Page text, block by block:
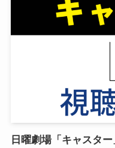
日曜劇場「キャスタ